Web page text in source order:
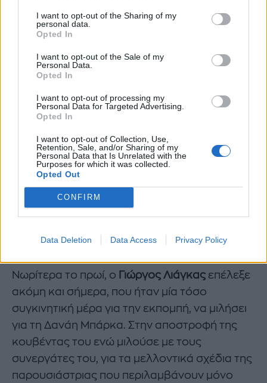
I want to opt-out of the Sharing of my
personal data.
Opted In
I want to opt-out of the Sale of my
Personal Data.
Opted In
I want to opt-out of processing my
Personal Data for Targeted Advertising.
Opted In
I want to opt-out of Collection, Use,
Retention, Sale, and/or Sharing of my
Personal Data that Is Unrelated with the
Purposes for which it was collected.
Opted Out
CONFIRM
Data Deletion Data Access Privacy Policy
01 05
Νωρίτερα το πρωί, ο Γιώργος Λιάγκας επέλεξε
ακόμη και σήμερα, που ήταν μία τόσο
συγκινητική μέρα για την εκπομπή, να μιλήσει
για τη Δανάη Μπάρκα. Στην αποστροφή της
κουβέντας του ενώ μιλούσε με τους
συνεργάτες του, για τα μελλοντικά σχέδια της
παρουσιάστριας που περιλαμβάνουν μόνο